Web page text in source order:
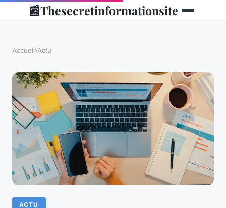
📰Thesecretinformationsite
Accueil›Actu
ACTU